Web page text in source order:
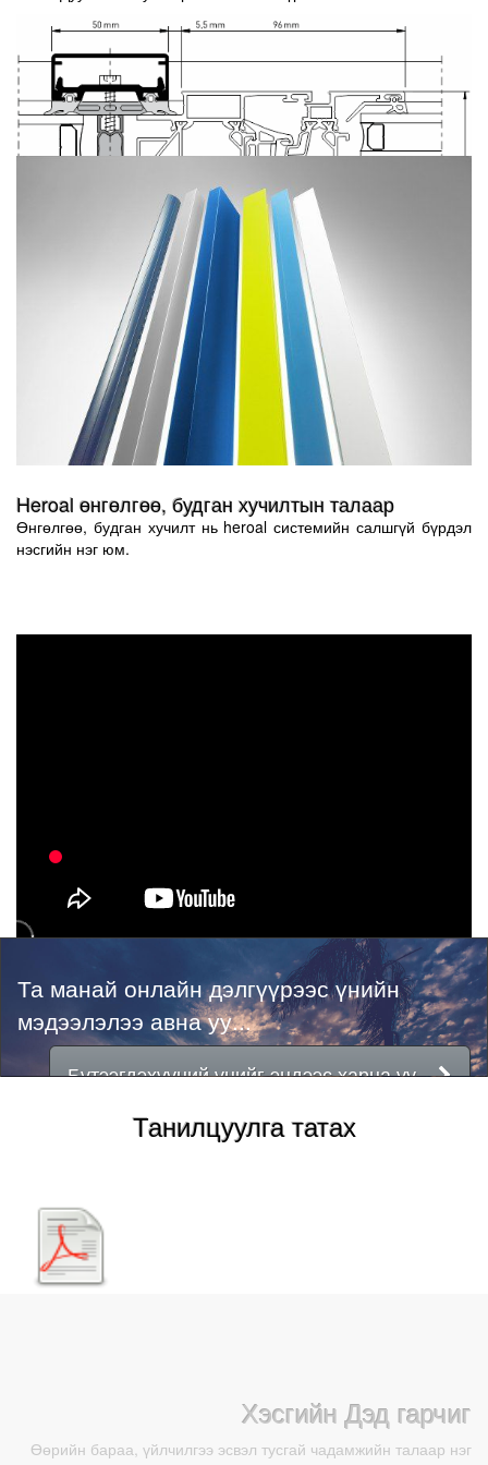
Heroal өнгөлгөө, будган хучилтын талаар
Өнгөлгөө, будган хучилт нь heroal системийн салшгүй бүрдэл
нэсгийн нэг юм.
Heroal системийн өнгөлгөө будган хучилтын зохицолдлогоог
нийлүүлэлтийг богино хугацаанд хийж өгөх боломж бүрдсэн
юм.
Та манай онлайн дэлгүүрээс үнийн
мэдээлэлээ авна уу...
Бүтээгдэхүүний үнийг эндээс харна уу...
Танилцуулга татах
Хэсгийн Дэд гарчиг
Өөрийн бараа, үйлчилгээ эсвэл тусгай чадамжийн талаар нэг